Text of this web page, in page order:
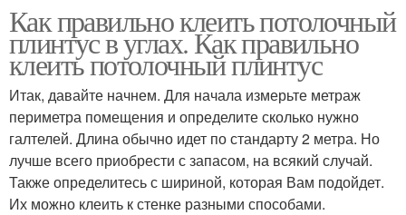
Как правильно клеить потолочный
плинтус в углах. Как правильно
клеить потолочный плинтус
Итак, давайте начнем. Для начала измерьте метраж
периметра помещения и определите сколько нужно
галтелей. Длина обычно идет по стандарту 2 метра. Но
лучше всего приобрести с запасом, на всякий случай.
Также определитесь с шириной, которая Вам подойдет.
Их можно клеить к стенке разными способами.